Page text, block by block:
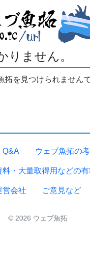
りません。
拓を見つけられませんで
Q&A ウェブ魚拓の
料・大量取得用などの
営会社 ご意見など
© 2026 ウェブ魚拓